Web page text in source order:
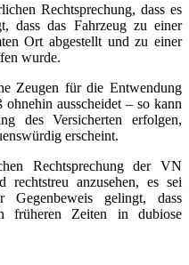
Rechtsprechung, dass es
dass das Fahrzeug zu einer
Ort abgestellt und zu einer
wurde.
Zeugen für die Entwendung
ausscheidet – so kann
des Versicherten erfolgen,
erscheint.
Rechtsprechung der VN
rechtstreu anzusehen, es sei
Gegenbeweis gelingt, dass
früheren Zeiten in dubiose